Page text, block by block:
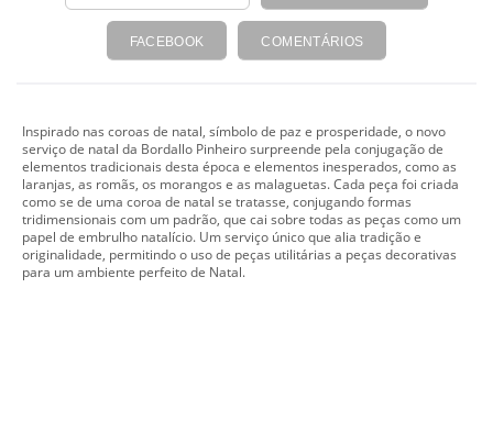
FACEBOOK COMENTÁRIOS
Inspirado nas coroas de natal, símbolo de paz e prosperidade, o novo
serviço de natal da Bordallo Pinheiro surpreende pela conjugação de
elementos tradicionais desta época e elementos inesperados, como as
laranjas, as romãs, os morangos e as malaguetas. Cada peça foi criada
como se de uma coroa de natal se tratasse, conjugando formas
tridimensionais com um padrão, que cai sobre todas as peças como um
papel de embrulho natalício. Um serviço único que alia tradição e
originalidade, permitindo o uso de peças utilitárias a peças decorativas
para um ambiente perfeito de Natal.